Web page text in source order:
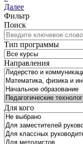
Далее
Фильтр
Поиск
Тип программы
Направления
Для кого